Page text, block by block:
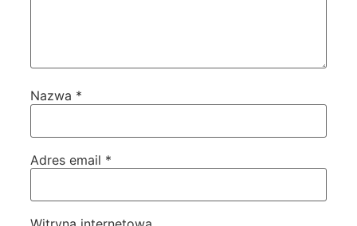
Nazwa *
Adres email *